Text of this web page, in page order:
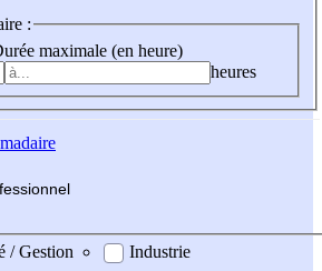
:
maximale (en heure)
heures
fessionnel
/ Gestion
Industrie